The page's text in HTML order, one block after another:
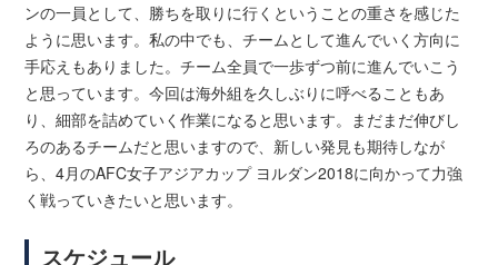
ンの一員として、勝ちを取りに行くということの重さを感じた
ように思います。私の中でも、チームとして進んでいく方向に
手応えもありました。チーム全員で一歩ずつ前に進んでいこう
と思っています。今回は海外組を久しぶりに呼べることもあ
り、細部を詰めていく作業になると思います。まだまだ伸びし
ろのあるチームだと思いますので、新しい発見も期待しなが
ら、4月のAFC女子アジアカップ ヨルダン2018に向かって力強
く戦っていきたいと思います。
スケジュール